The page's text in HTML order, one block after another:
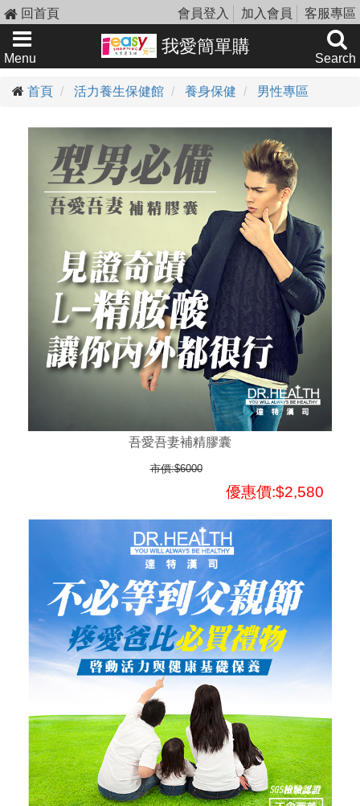
回首頁 會員登入 加入會員 客服專區
Menu
我愛簡單購
Search
首頁 活力養生保健館 養身保健 男性專區
吾愛吾妻補精膠囊
市價:$6000
優惠價:$2,580